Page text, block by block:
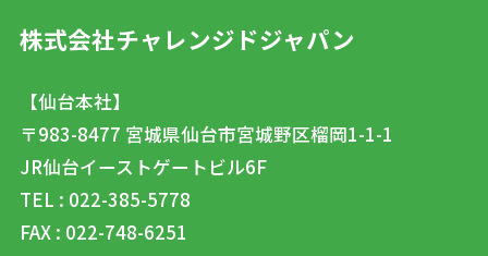
株式会社チャレンジドジャパン
【仙台本社】
〒983-8477 宮城県仙台市宮城野区榴岡1-1-1
JR仙台イーストゲートビル6F
TEL : 022-385-5778
FAX : 022-748-6251